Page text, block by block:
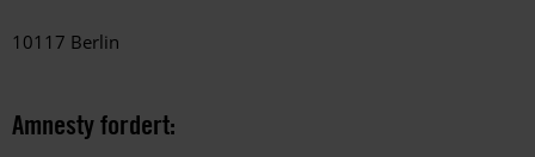
10117 Berlin
Amnesty fordert: